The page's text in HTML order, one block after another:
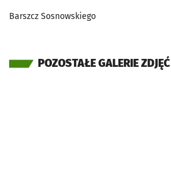
Barszcz Sosnowskiego
POZOSTAŁE GALERIE ZDJĘĆ